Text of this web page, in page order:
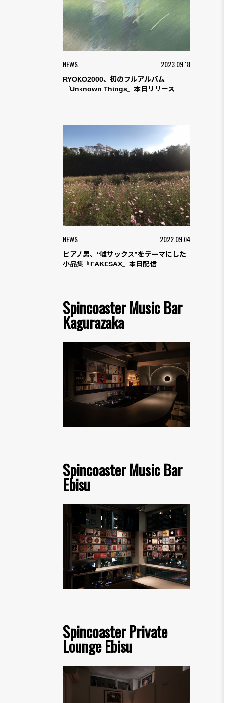
NEWS 2023.09.18
RYOKO2000、初のフルアルバム
『Unknown Things』本日リリース
NEWS 2022.09.04
ピアノ男、“嘘サックス”をテーマにした
小品集『FAKESAX』本日配信
Spincoaster Music Bar
Kagurazaka
Spincoaster Music Bar
Ebisu
Spincoaster Private
Lounge Ebisu